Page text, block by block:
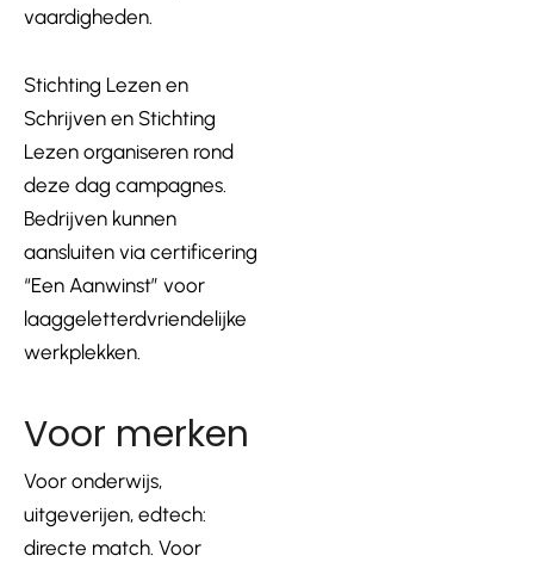
vaardigheden.
Stichting Lezen en
Schrijven en Stichting
Lezen organiseren rond
deze dag campagnes.
Bedrijven kunnen
aansluiten via certificering
“Een Aanwinst” voor
laaggeletterdvriendelijke
werkplekken.
Voor merken
Voor onderwijs,
uitgeverijen, edtech:
directe match. Voor